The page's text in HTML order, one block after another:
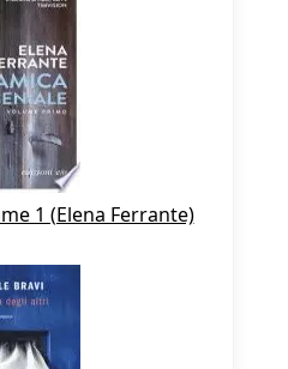
1 (Elena Ferrante)